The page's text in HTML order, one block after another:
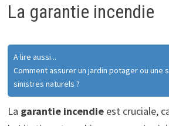
La garantie incendie
A lire aussi...
Comment assurer un jardin potager ou une
sinistres naturels ?
La garantie incendieest cruciale,